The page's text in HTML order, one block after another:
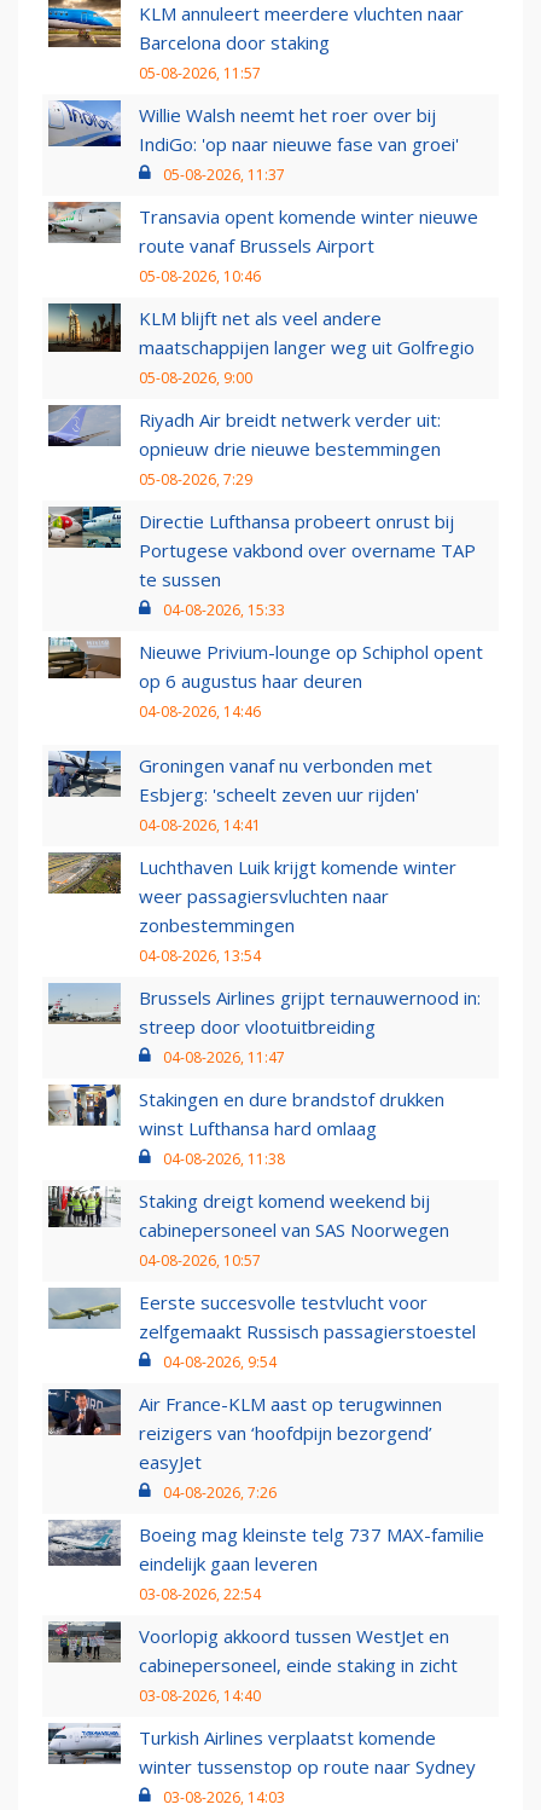
KLM annuleert meerdere vluchten naar
Barcelona door staking
05-08-2026, 11:57
Willie Walsh neemt het roer over bij
IndiGo: 'op naar nieuwe fase van groei'
05-08-2026, 11:37
Transavia opent komende winter nieuwe
route vanaf Brussels Airport
05-08-2026, 10:46
KLM blijft net als veel andere
maatschappijen langer weg uit Golfregio
05-08-2026, 9:00
Riyadh Air breidt netwerk verder uit:
opnieuw drie nieuwe bestemmingen
05-08-2026, 7:29
Directie Lufthansa probeert onrust bij
Portugese vakbond over overname TAP
te sussen
04-08-2026, 15:33
Nieuwe Privium-lounge op Schiphol opent
op 6 augustus haar deuren
04-08-2026, 14:46
Groningen vanaf nu verbonden met
Esbjerg: 'scheelt zeven uur rijden'
04-08-2026, 14:41
Luchthaven Luik krijgt komende winter
weer passagiersvluchten naar
zonbestemmingen
04-08-2026, 13:54
Brussels Airlines grijpt ternauwernood in:
streep door vlootuitbreiding
04-08-2026, 11:47
Stakingen en dure brandstof drukken
winst Lufthansa hard omlaag
04-08-2026, 11:38
Staking dreigt komend weekend bij
cabinepersoneel van SAS Noorwegen
04-08-2026, 10:57
Eerste succesvolle testvlucht voor
zelfgemaakt Russisch passagierstoestel
04-08-2026, 9:54
Air France-KLM aast op terugwinnen
reizigers van ‘hoofdpijn bezorgend’
easyJet
04-08-2026, 7:26
Boeing mag kleinste telg 737 MAX-familie
eindelijk gaan leveren
03-08-2026, 22:54
Voorlopig akkoord tussen WestJet en
cabinepersoneel, einde staking in zicht
03-08-2026, 14:40
Turkish Airlines verplaatst komende
winter tussenstop op route naar Sydney
03-08-2026, 14:03